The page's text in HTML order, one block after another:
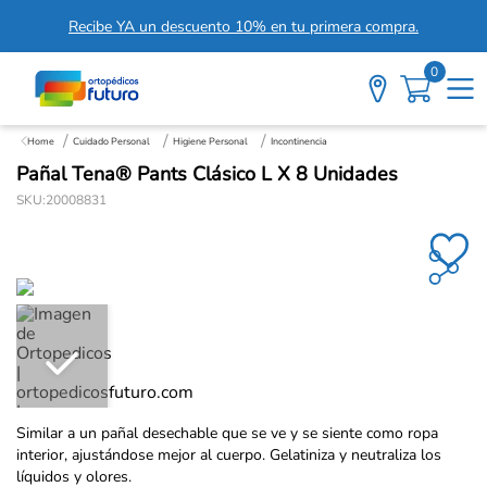
Recibe YA un descuento 10% en tu primera compra.
0
Cuidado Personal Higiene Personal Incontinencia
Pañal Tena® Pants Clásico L X 8 Unidades
SKU:20008831
Similar a un pañal desechable que se ve y se siente como ropa
interior, ajustándose mejor al cuerpo. Gelatiniza y neutraliza los
líquidos y olores.